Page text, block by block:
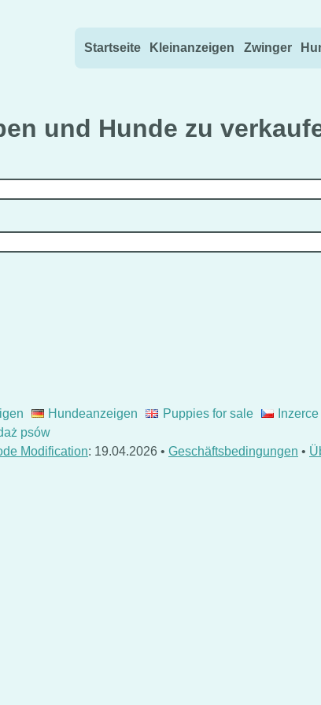
Startseite Kleinanzeigen Zwinger
und Hunde zu
Hundeanzeigen Puppies for sale
psów
Modification: 19.04.2026 • Geschäftsbedingungen •